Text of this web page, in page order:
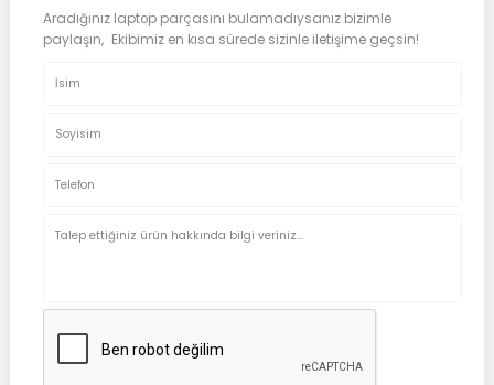
Aradığınız laptop parçasını bulamadıysanız bizimle
paylaşın, Ekibimiz en kısa sürede sizinle iletişime geçsin!